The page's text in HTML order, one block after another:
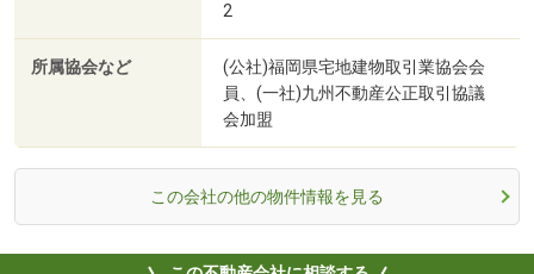
2
所属協会など
(公社)福岡県宅地建物取引業協会会
員、(一社)九州不動産公正取引協議
会加盟
この会社の他の物件情報を見る